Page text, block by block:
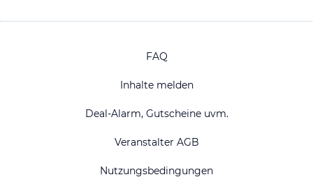
FAQ
Inhalte melden
Deal-Alarm, Gutscheine uvm.
Veranstalter AGB
Nutzungsbedingungen